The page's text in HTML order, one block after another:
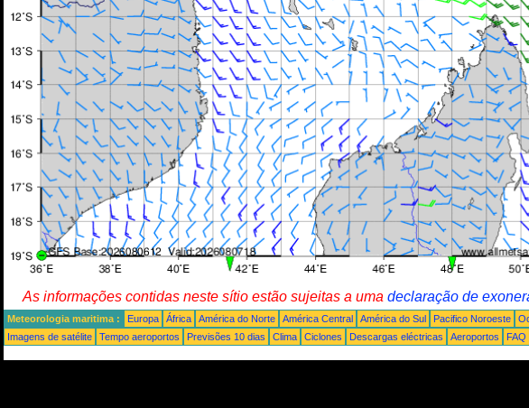
As informações contidas neste sítio estão sujeitas a uma declaração de
Meteorologia maritima : Europa África América do Norte América Central América do Sul Pacifico Noroeste
Imagens de satélite
Tempo aeroportos Previsões 10 dias Clima Ciclones Descargas eléctricas Aeroportos FAQ